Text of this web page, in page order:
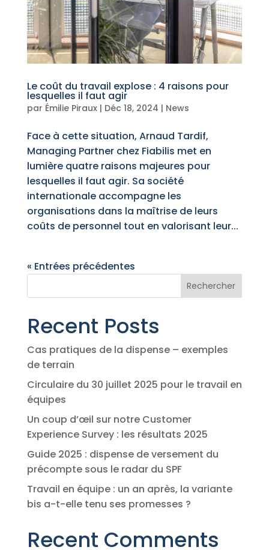
Le coût du travail explose : 4 raisons pour
lesquelles il faut agir
par Émilie Piraux| Déc 18, 2024 | News
Face à cette situation, Arnaud Tardif,
Managing Partner chez Fiabilis met en
lumière quatre raisons majeures pour
lesquelles il faut agir. Sa société
internationale accompagne les
organisations dans la maîtrise de leurs
coûts de personnel tout en valorisant leur...
« Entrées précédentes
Rechercher
Recent Posts
Cas pratiques de la dispense – exemples
de terrain
Circulaire du 30 juillet 2025 pour le travail en
équipes
Un coup d’œil sur notre Customer
Experience Survey : les résultats 2025
Guide 2025 : dispense de versement du
précompte sous le radar du SPF
Travail en équipe : un an après, la variante
bis a-t-elle tenu ses promesses ?
Recent Comments